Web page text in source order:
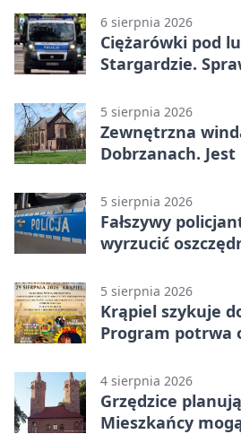
6 sierpnia 2026
Ciężarówki pod
Stargardzie.
5 sierpnia 2026
Zewnętrzna
Dobrzanach.
5 sierpnia 2026
Fałszywy
wyrzucić
5 sierpnia 2026
Krąpiel szykuje
Program potrwa
4 sierpnia 2026
Grzędzice
Mieszkańcy